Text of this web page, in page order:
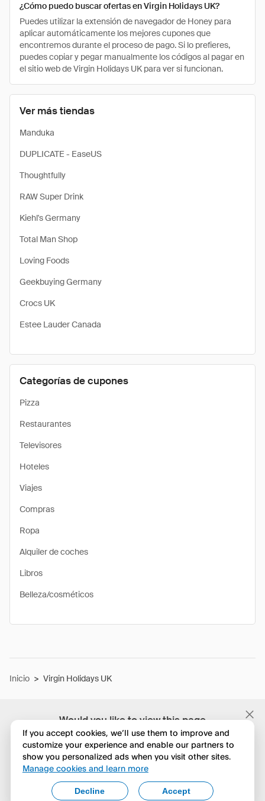
Would you like to view this page
in English?
No, seguir navegando
Yes, change to English
Ver más tiendas
Manduka
DUPLICATE - EaseUS
Thoughtfully
RAW Super Drink
Kiehl's Germany
Total Man Shop
Loving Foods
Geekbuying Germany
Crocs UK
Estee Lauder Canada
Categorías de cupones
Pizza
Restaurantes
Televisores
Hoteles
Viajes
Compras
Ropa
Alquiler de coches
Libros
Belleza/cosméticos
¿Cómo puedo buscar ofertas en Virgin Holidays UK?
Puedes utilizar la extensión de navegador de Honey para
aplicar automáticamente los mejores cupones que
encontremos durante el proceso de pago. Si lo prefieres,
puedes copiar y pegar manualmente los códigos al pagar en
el sitio web de Virgin Holidays UK para ver si funcionan.
Inicio > Virgin Holidays UK
If you accept cookies, we’ll use them to improve and
customize your experience and enable our partners to
show you personalized ads when you visit other sites.
Manage cookies and learn more
Accept
Decline